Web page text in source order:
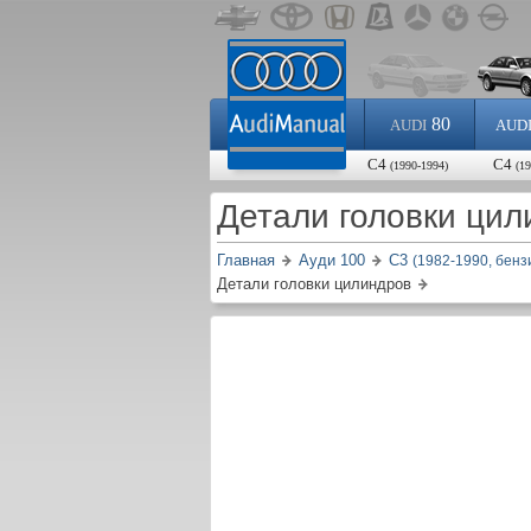
AUDI80 AUDI
С4 (1990-1994) С4
Детали головки
Главная Ауди 100 С3 (1982-1990,
Детали головки цилиндров